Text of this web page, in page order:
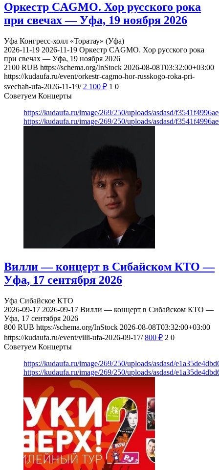
Оркестр CAGMO. Хор русского рока
при свечах — Уфа, 19 ноября 2026
Уфа Конгресс-холл «Торатау» (Уфа)
2026-11-19 2026-11-19 Оркестр CAGMO. Хор русского рока
при свечах — Уфа, 19 ноября 2026
2100 RUB https://schema.org/InStock 2026-08-08T03:32:00+03:00
https://kudaufa.ru/event/orkestr-cagmo-hor-russkogo-roka-pri-
svechah-ufa-2026-11-19/ 2 100 ₽ 1 0
Советуем Концерты
https://kudaufa.ru/image/269/250/uploads/asdasd/
https://kudaufa.ru/image/269/250/uploads/asdasd/
Вилли — концерт в Сибайском КТО —
Уфа, 17 сентября 2026
Уфа Сибайское КТО
2026-09-17 2026-09-17 Вилли — концерт в Сибайском КТО —
Уфа, 17 сентября 2026
800 RUB https://schema.org/InStock 2026-08-08T03:32:00+03:00
https://kudaufa.ru/event/villi-ufa-2026-09-17/ 800 ₽ 2 0
Советуем Концерты
https://kudaufa.ru/image/269/250/uploads/asdasd/
https://kudaufa.ru/image/269/250/uploads/asdasd/